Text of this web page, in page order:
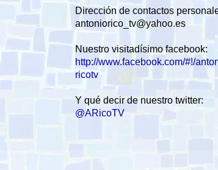
Dirección de contactos
antoniorico_tv@yahoo.es
Nuestro visitadísimo facebook:
http://www.facebook.com/#!/
ricotv
Y qué decir de nuestro twitter:
@ARicoTV